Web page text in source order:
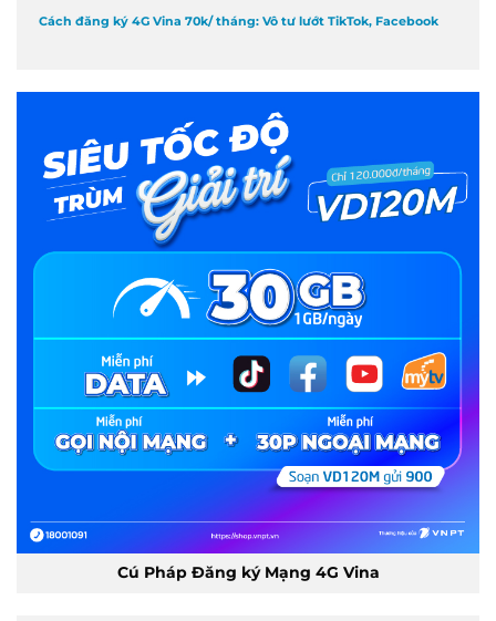
Cách đăng ký 4G Vina 70k/ tháng: Vô tư lướt TikTok, Facebook
Cú Pháp Đăng ký Mạng 4G Vina